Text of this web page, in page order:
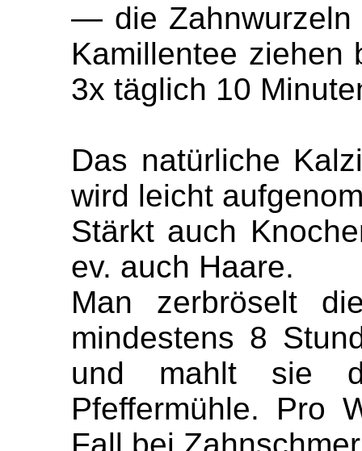
— die Zahnwurzeln
Kamillentee ziehen
3x täglich 10
Das natürliche
wird leicht
Stärkt auch
ev. auch Haare.
Man zerbröselt
mindestens 8
und mahlt sie
Pfeffermühle. Pro